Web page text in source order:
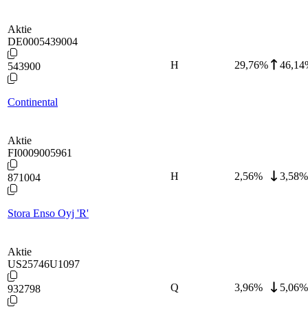
Aktie
DE0005439004
543900
Continental
H 29,76%
Aktie
FI0009005961
871004
Stora Enso Oyj 'R'
H 2,56% 3,58%
Aktie
US25746U1097
932798 Q 3,96% 5,06%